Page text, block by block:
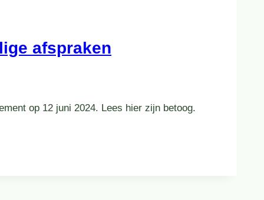
afspraken
op 12 juni 2024. Lees hier zijn betoog.